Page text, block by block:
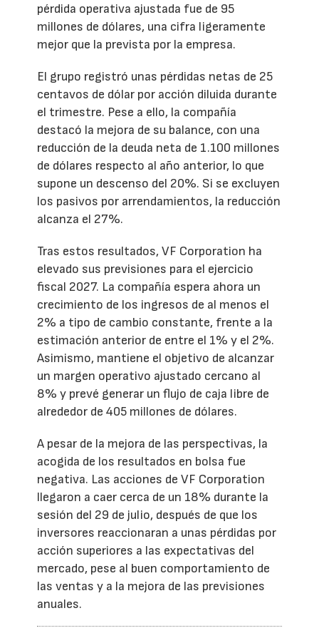
pérdida operativa ajustada fue de 95
millones de dólares, una cifra ligeramente
mejor que la prevista por la empresa.
El grupo registró unas pérdidas netas de 25
centavos de dólar por acción diluida durante
el trimestre. Pese a ello, la compañía
destacó la mejora de su balance, con una
reducción de la deuda neta de 1.100 millones
de dólares respecto al año anterior, lo que
supone un descenso del 20%. Si se excluyen
los pasivos por arrendamientos, la reducción
alcanza el 27%.
Tras estos resultados, VF Corporation ha
elevado sus previsiones para el ejercicio
fiscal 2027. La compañía espera ahora un
crecimiento de los ingresos de al menos el
2% a tipo de cambio constante, frente a la
estimación anterior de entre el 1% y el 2%.
Asimismo, mantiene el objetivo de alcanzar
un margen operativo ajustado cercano al
8% y prevé generar un flujo de caja libre de
alrededor de 405 millones de dólares.
A pesar de la mejora de las perspectivas, la
acogida de los resultados en bolsa fue
negativa. Las acciones de VF Corporation
llegaron a caer cerca de un 18% durante la
sesión del 29 de julio, después de que los
inversores reaccionaran a unas pérdidas por
acción superiores a las expectativas del
mercado, pese al buen comportamiento de
las ventas y a la mejora de las previsiones
anuales.